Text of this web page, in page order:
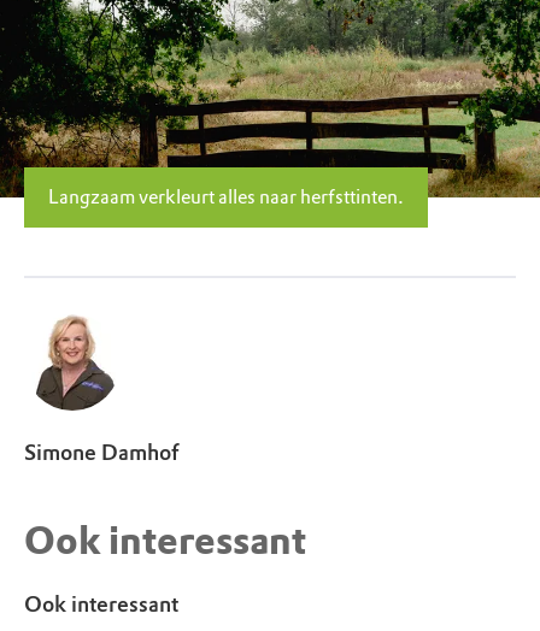
Langzaam verkleurt alles naar herfsttinten.
Simone Damhof
Ook interessant
Ook interessant